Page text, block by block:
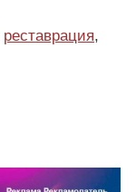
реставрация,